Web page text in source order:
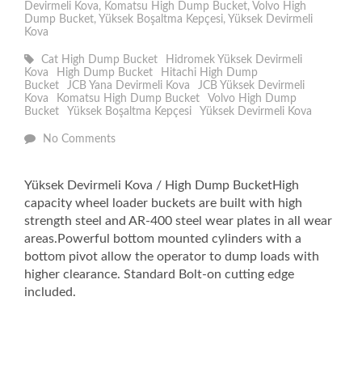
Devirmeli Kova, Komatsu High Dump Bucket, Volvo High
Dump Bucket, Yüksek Boşaltma Kepçesi, Yüksek Devirmeli
Kova
Cat High Dump Bucket
Hidromek Yüksek Devirmeli
Kova
High Dump Bucket
Hitachi High Dump
Bucket
JCB Yana Devirmeli Kova
JCB Yüksek Devirmeli
Kova
Komatsu High Dump Bucket
Volvo High Dump
Bucket
Yüksek Boşaltma Kepçesi Yüksek Devirmeli Kova
No Comments
Yüksek Devirmeli Kova / High Dump BucketHigh
capacity wheel loader buckets are built with high
strength steel and AR-400 steel wear plates in all wear
areas.Powerful bottom mounted cylinders with a
bottom pivot allow the operator to dump loads with
higher clearance. Standard Bolt-on cutting edge
included.